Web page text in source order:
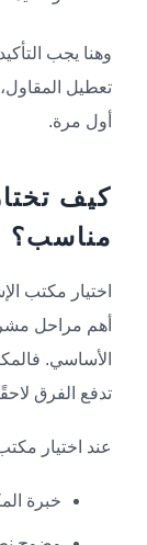
وهنا يجب
تعطيل
أول مرة.
كيف
مناسب؟
اختيار مكتب
أهم مراحل
الأساسي.
تدفع الفرق
عند اختيار
خبرة